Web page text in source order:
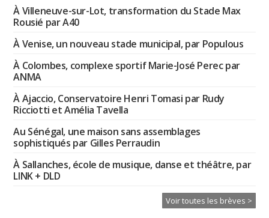
À Villeneuve-sur-Lot, transformation du Stade Max
Rousié par A40
À Venise, un nouveau stade municipal, par Populous
À Colombes, complexe sportif Marie-José Perec par
ANMA
À Ajaccio, Conservatoire Henri Tomasi par Rudy
Ricciotti et Amélia Tavella
Au Sénégal, une maison sans assemblages
sophistiqués par Gilles Perraudin
À Sallanches, école de musique, danse et théâtre, par
LINK + DLD
Voir toutes les brèves >